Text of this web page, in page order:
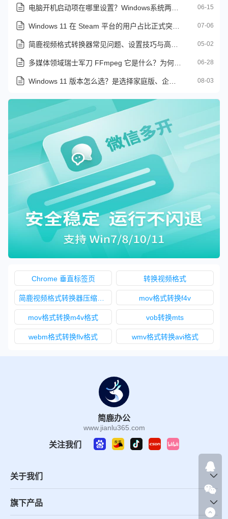
电脑开机启动项在哪里设置？Windows系统两种通用设置方法 06-15
Windows 11 在 Steam 平台的用户占比正式突破 70% 07-06
简鹿视频格式转换器常见问题、设置技巧与高效转换指南 05-02
多媒体领域瑞士军刀 FFmpeg 它是什么？为何几乎所有影音软件都离不开它 06-28
Windows 11 版本怎么选？是选择家庭版、企业版还是专业版？ 08-03
Chrome 垂直标签页 转换视频格式
简鹿视频格式转换器压缩视频 mov格式转换f4v
mov格式转换m4v格式 vob转换mts
webm格式转换flv格式 wmv格式转换avi格式
简鹿办公
www.jianlu365.com
关注我们
关于我们
旗下产品